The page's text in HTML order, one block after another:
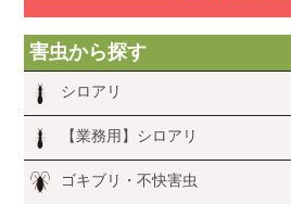
害虫から探す
シロアリ
【業務用】シロアリ
ゴキブリ・不快害虫